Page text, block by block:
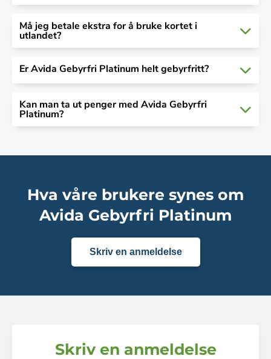
Må jeg betale ekstra for å bruke kortet i
utlandet?
Er Avida Gebyrfri Platinum helt gebyrfritt?
Kan man ta ut penger med Avida Gebyrfri
Platinum?
Hva våre brukere synes om
Avida Gebyrfri Platinum
Skriv en anmeldelse
Skriv en anmeldelse